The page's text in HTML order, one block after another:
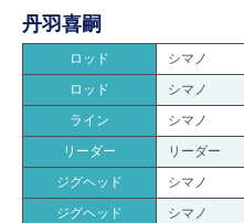
丹羽喜嗣
ロッド シマノ
ロッド
シマノ
ライン
シマノ
リーダー
リーダー
ジグヘッド
シマノ
ジグヘッド
シマノ